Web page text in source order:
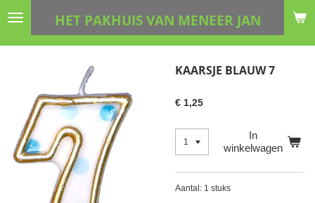
Ga
HET PAKHUIS VAN MENEER JAN
KAARSJE BLAUW 7
€ 1,25
In
winkelwagen
Aantal: 1 stuks